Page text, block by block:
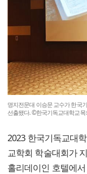
명지전문대 이승문 교수가 한국
선출됐다. ©한국기독교대학교목
2023 한국기독교대
교학회 학술대회가
홀리데이인 호텔에